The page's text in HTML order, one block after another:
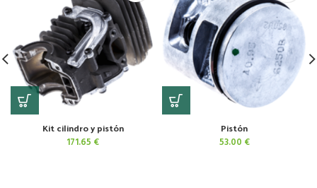
Kit cilindro y pistón
171.65 €
Pistón
53.00 €